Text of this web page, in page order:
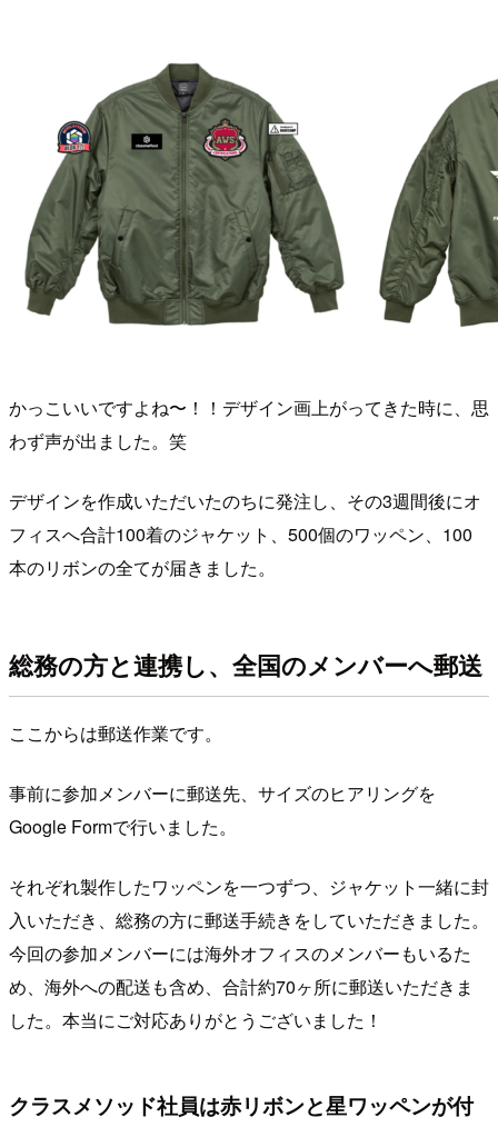
かっこいいですよね〜！！デザイン画上がってきた時に、思
わず声が出ました。笑
デザインを作成いただいたのちに発注し、その3週間後にオ
フィスへ合計100着のジャケット、500個のワッペン、100
本のリボンの全てが届きました。
総務の方と連携し、全国のメンバーへ郵送
ここからは郵送作業です。
事前に参加メンバーに郵送先、サイズのヒアリングを
Google Formで行いました。
それぞれ製作したワッペンを一つずつ、ジャケット一緒に封
入いただき、総務の方に郵送手続きをしていただきました。
今回の参加メンバーには海外オフィスのメンバーもいるた
め、海外への配送も含め、合計約70ヶ所に郵送いただきま
した。本当にご対応ありがとうございました！
クラスメソッド社員は赤リボンと星ワッペンが付